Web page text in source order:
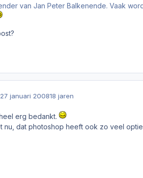
van Jan Peter Balkenende. Vaak
27 januari 200818 jaren
erg bedankt.
nu, dat photoshop heeft ook zo veel